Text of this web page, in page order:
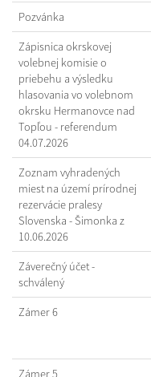
Pozvánka
Zápisnica okrskovej
volebnej komisie o
priebehu a výsledku
hlasovania vo volebnom
okrsku Hermanovce nad
Topľou - referendum
04.07.2026
Zoznam vyhradených
miest na území prírodnej
rezervácie pralesy
Slovenska - Šimonka z
10.06.2026
Záverečný účet -
schválený
Zámer 6
Zámer 5